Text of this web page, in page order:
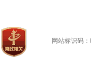
网站标识码